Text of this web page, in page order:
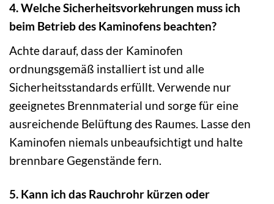
4. Welche Sicherheitsvorkehrungen muss ich
beim Betrieb des Kaminofens beachten?
Achte darauf, dass der Kaminofen
ordnungsgemäß installiert ist und alle
Sicherheitsstandards erfüllt. Verwende nur
geeignetes Brennmaterial und sorge für eine
ausreichende Belüftung des Raumes. Lasse den
Kaminofen niemals unbeaufsichtigt und halte
brennbare Gegenstände fern.
5. Kann ich das Rauchrohr kürzen oder